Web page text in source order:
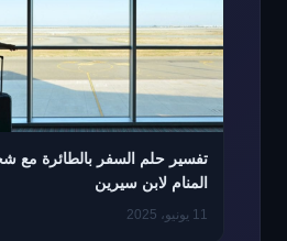
تفسير حلم السفر بالطائرة
المنام لابن سيرين
11 يونيو، 2025